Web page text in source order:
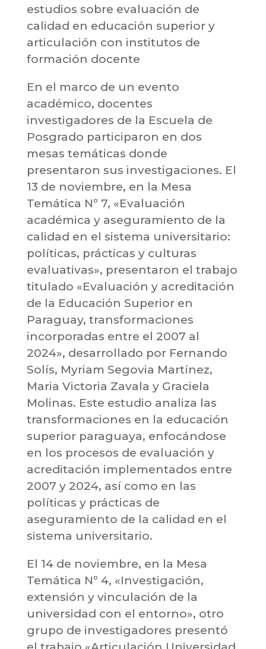
estudios sobre evaluación de
calidad en educación superior y
articulación con institutos de
formación docente
En el marco de un evento
académico, docentes
investigadores de la Escuela de
Posgrado participaron en dos
mesas temáticas donde
presentaron sus investigaciones. El
13 de noviembre, en la Mesa
Temática Nº 7, «Evaluación
académica y aseguramiento de la
calidad en el sistema universitario:
políticas, prácticas y culturas
evaluativas», presentaron el trabajo
titulado «Evaluación y acreditación
de la Educación Superior en
Paraguay, transformaciones
incorporadas entre el 2007 al
2024», desarrollado por Fernando
Solís, Myriam Segovia Martínez,
Maria Victoria Zavala y Graciela
Molinas. Este estudio analiza las
transformaciones en la educación
superior paraguaya, enfocándose
en los procesos de evaluación y
acreditación implementados entre
2007 y 2024, así como en las
políticas y prácticas de
aseguramiento de la calidad en el
sistema universitario.
El 14 de noviembre, en la Mesa
Temática Nº 4, «Investigación,
extensión y vinculación de la
universidad con el entorno», otro
grupo de investigadores presentó